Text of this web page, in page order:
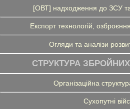
[ОВТ] надходження до ЗСУ
Експорт технологій, озброєння
Огляди та аналізи
СТРУКТУРА
Організаційна
Сухопутні